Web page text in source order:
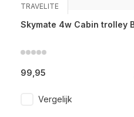
TRAVELITE
Skymate 4w Cabin trolley
99,95
Vergelijk